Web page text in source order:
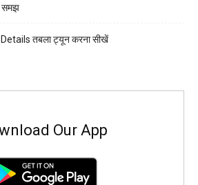
समझ
तबला ट्यून करना सीखें
Our App